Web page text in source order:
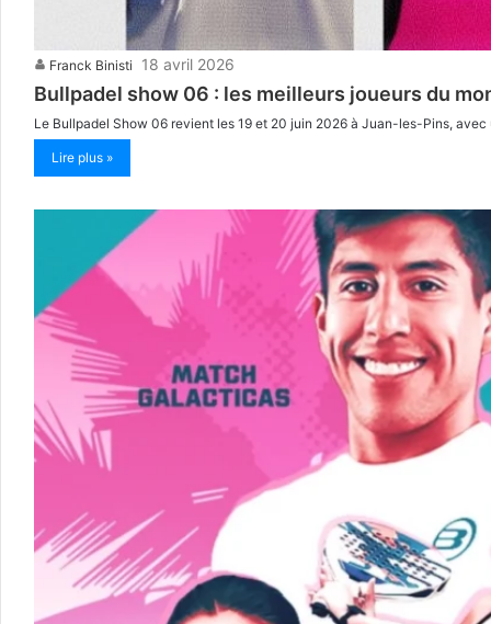
Franck Binisti 18 avril 2026
Bullpadel show 06 : les meilleurs joueurs du
Le Bullpadel Show 06 revient les 19 et 20 juin 2026 à Juan-les-Pins,
Lire plus »